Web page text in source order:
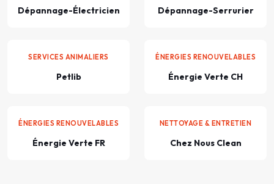
Dépannage-Électricien Dépannage-Serrurier
SERVICES ANIMALIERS
Petlib
ÉNERGIES RENOUVELABLES
Énergie Verte CH
ÉNERGIES RENOUVELABLES
Énergie Verte FR
NETTOYAGE & ENTRETIEN
Chez Nous Clean